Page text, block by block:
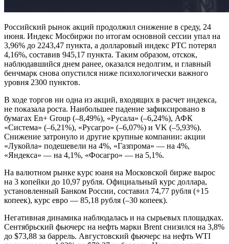
Российский рынок акций продолжил снижение в среду, 24
июня. Индекс Мосбиржи по итогам основной сессии упал на
3,96% до 2243,47 пункта, а долларовый индекс РТС потерял
4,16%, составив 945,17 пункта. Таким образом, отскок,
наблюдавшийся днем ранее, оказался недолгим, и главный
бенчмарк снова опустился ниже психологически важного
уровня 2300 пунктов.
В ходе торгов ни одна из акций, входящих в расчет индекса,
не показала роста. Наибольшее падение зафиксировано в
бумагах En+ Group (–8,49%), «Русала» (–6,24%), АФК
«Система» (–6,21%), «Русагро» (–6,07%) и VK (–5,93%).
Снижение затронуло и другие крупные компании: акции
«Лукойла» подешевели на 4%, «Газпрома» — на 4%,
«Яндекса» — на 4,1%, «Фосагро» — на 5,1%.
На валютном рынке курс юаня на Московской бирже вырос
на 3 копейки до 10,97 рубля. Официальный курс доллара,
установленный Банком России, составил 74,77 рубля (+15
копеек), курс евро — 85,18 рубля (–30 копеек).
Негативная динамика наблюдалась и на сырьевых площадках.
Сентябрьский фьючерс на нефть марки Brent снизился на 3,8%
до $73,88 за баррель. Августовский фьючерс на нефть WTI